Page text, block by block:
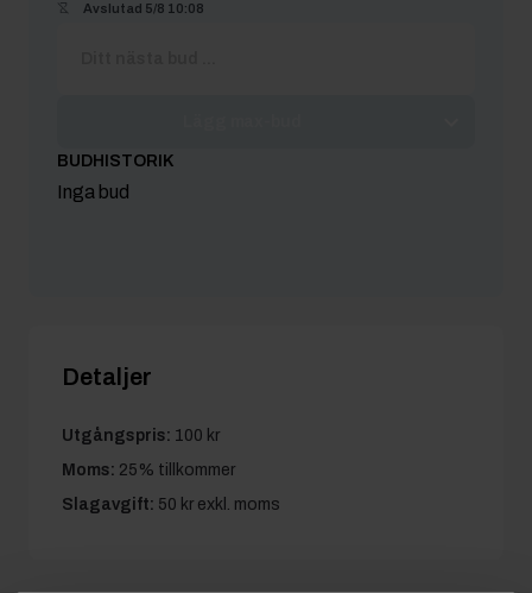
Avslutad 5/8 10:08
BUDHISTORIK
Inga bud
Detaljer
Utgångspris: 100 kr
Moms: 25% tillkommer
Slagavgift: 50 kr exkl. moms